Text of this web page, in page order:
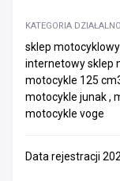
KATEGORIA
sklep
internetowy sklep
motocykle 125
motocykle junak ,
motocykle voge
Data rejestracji